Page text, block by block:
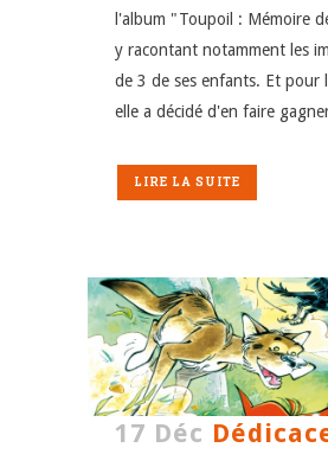
l'album "Toupoil : Mémoire
y racontant notamment les
de 3 de ses enfants. Et pour
elle a décidé d'en faire
LIRE LA SUITE
17 Déc